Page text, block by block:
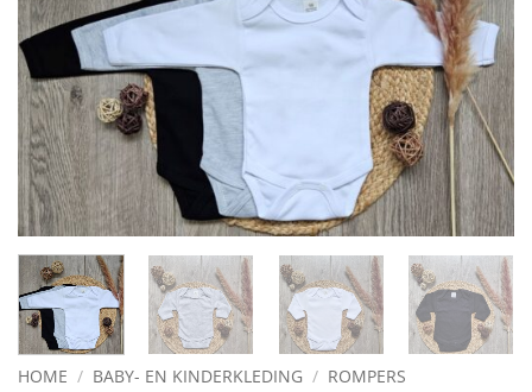
HOME / BABY- EN KINDERKLEDING / ROMPERS